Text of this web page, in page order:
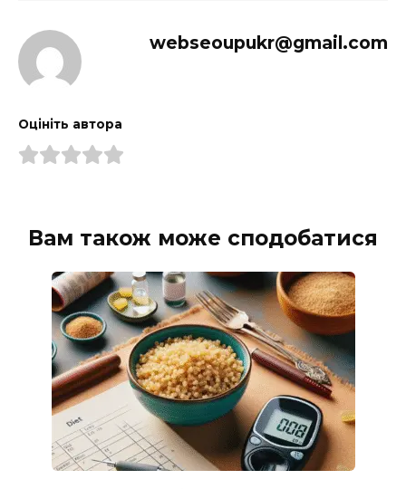
webseoupukr@gmail.com
Оцініть автора
Вам також може сподобатися